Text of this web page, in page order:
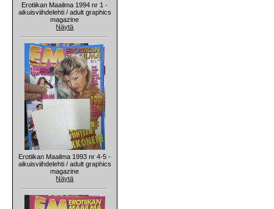
Erotiikan Maailma 1994 nr 1 -
aikuisviihdelehti / adult graphics
magazine
Näytä
Erotiikan Maailma 1993 nr 4-5 -
aikuisviihdelehti / adult graphics
magazine
Näytä